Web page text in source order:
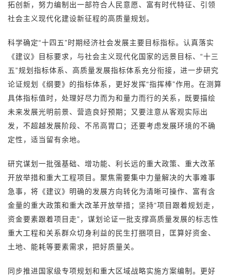
拓创新，努力编制出一部符合人民意愿、富有时代特征、引领
社会主义现代化建设新征程的高质量规划。
科学确定“十四五”时期经济社会发展主要目标指标。认真落实
《建议》目标要求，与社会主义现代化国家的远景目标、“十三
五”规划指标体系、高质量发展指标体系充分衔接，进一步研究
论证规划《纲要》的指标体系，更好发挥“指挥棒”作用。在测算
具体指标值时，处理好尽力而为和量力而行的关系，既要描绘
未来发展光明前景、营造良好预期；又要注意从客观实际出
发，不超越发展阶段、不吊高胃口；还要考虑发展环境的不确
定性，适当留有余地。
研究谋划一批强基础、增功能、利长远的重大政策、重大改革
开放举措和重大工程项目。聚焦需要集中力量解决的大事难事
急事，将《建议》明确的发展方向转化为清晰可操作、富有含
金量的重大政策和重大改革开放举措；坚持“项目跟着规划走，
资金要素跟着项目走”，谋划论证一批支撑高质量发展的标志性
重大工程和关系群众切身利益的民生打捆项目，匡算好资金、
土地、能耗等要素需求，把好质量关。
同步推进国家级专项规划和重大区域战略实施方案编制。更好